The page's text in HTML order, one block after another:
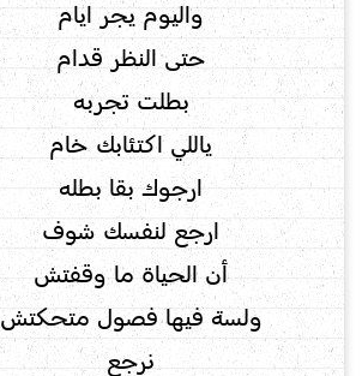
واليوم يجر ايام
حتى النظر قدام
بطلت تجربه
ياللي اكتئابك خام
ارجوك بقا بطله
ارجع لنفسك شوف
أن الحياة ما وقفتش
ولسة فيها فصول متحكتش
نرجع